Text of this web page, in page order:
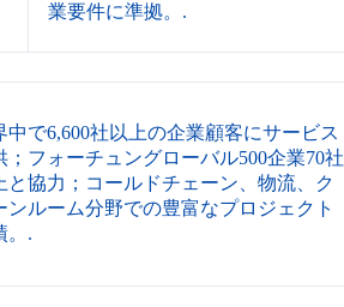
業要件に準拠。.
中で6,600社以上の企業顧客にサービス
；フォーチュングローバル500企業70社
と協力；コールドチェーン、物流、ク
ンルーム分野での豊富なプロジェクト
。.